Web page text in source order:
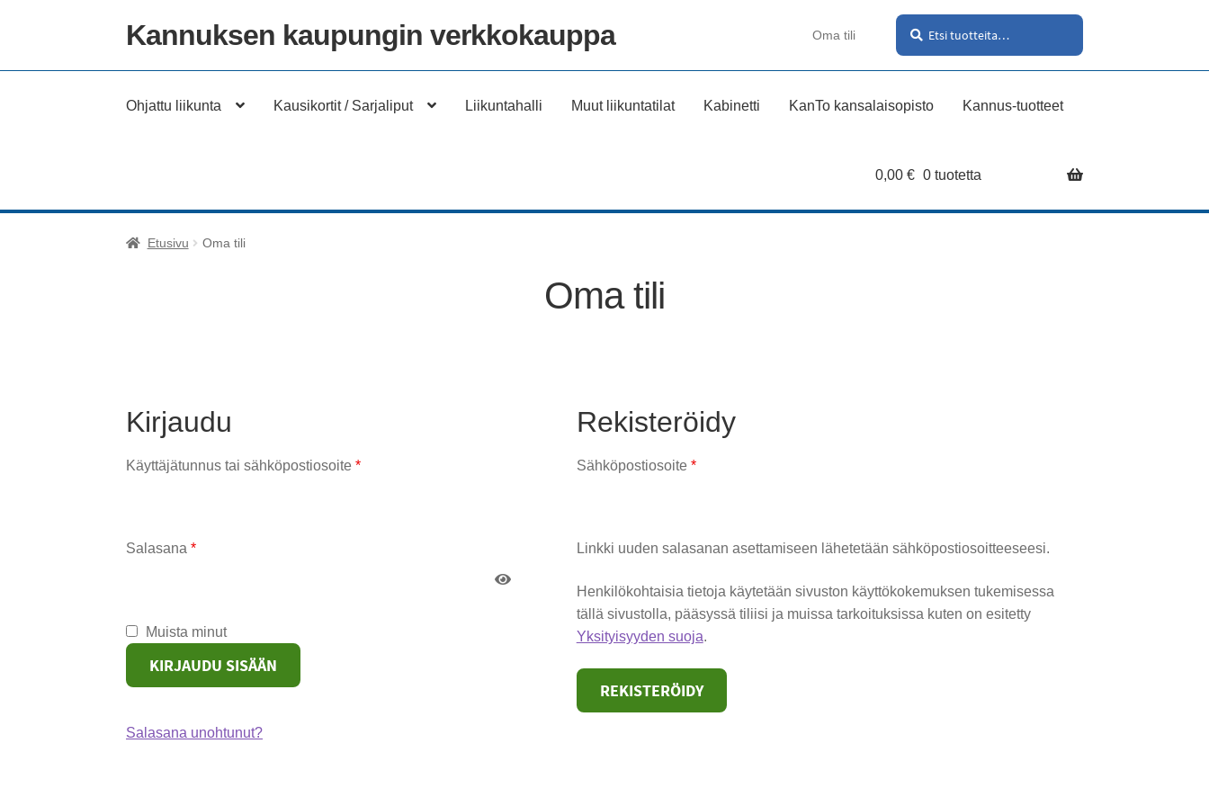
Siirry
navigointiin
Siirry
sisältöön
Kannuksen kaupungin verkkokauppa Oma tili
Etsi:
Haku
Ohjattu liikunta Kausikortit / Sarjaliput Liikuntahalli Muut liikuntatilat Kabinetti KanTo kansalaisopisto Kannus-tuotteet
0,00 € 0 tuotetta
Etusivu Oma tili
Oma tili
Kirjaudu
Käyttäjätunnus tai sähköpostiosoite*Vaaditaan
Salasana*Vaaditaan
Muista minut
KIRJAUDU SISÄÄN
Salasana unohtunut?
Rekisteröidy
Sähköpostiosoite *Vaaditaan
Linkki uuden salasanan asettamiseen lähetetään sähköpostiosoitteeseesi.
Henkilökohtaisia tietoja käytetään sivuston käyttökokemuksen tukemisessa
tällä sivustolla, pääsyssä tiliisi ja muissa tarkoituksissa kuten on esitetty
Yksityisyyden suoja.
REKISTERÖIDY